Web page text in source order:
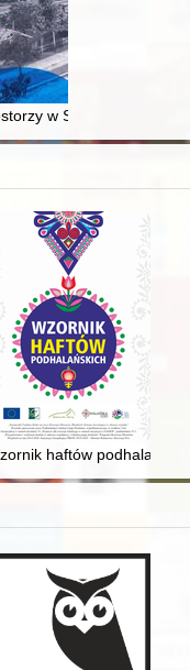
do dziś
w Sopocie : prestiż
- "ziemia
- leaders of the
Korbońskiego
haftów podhalańskich